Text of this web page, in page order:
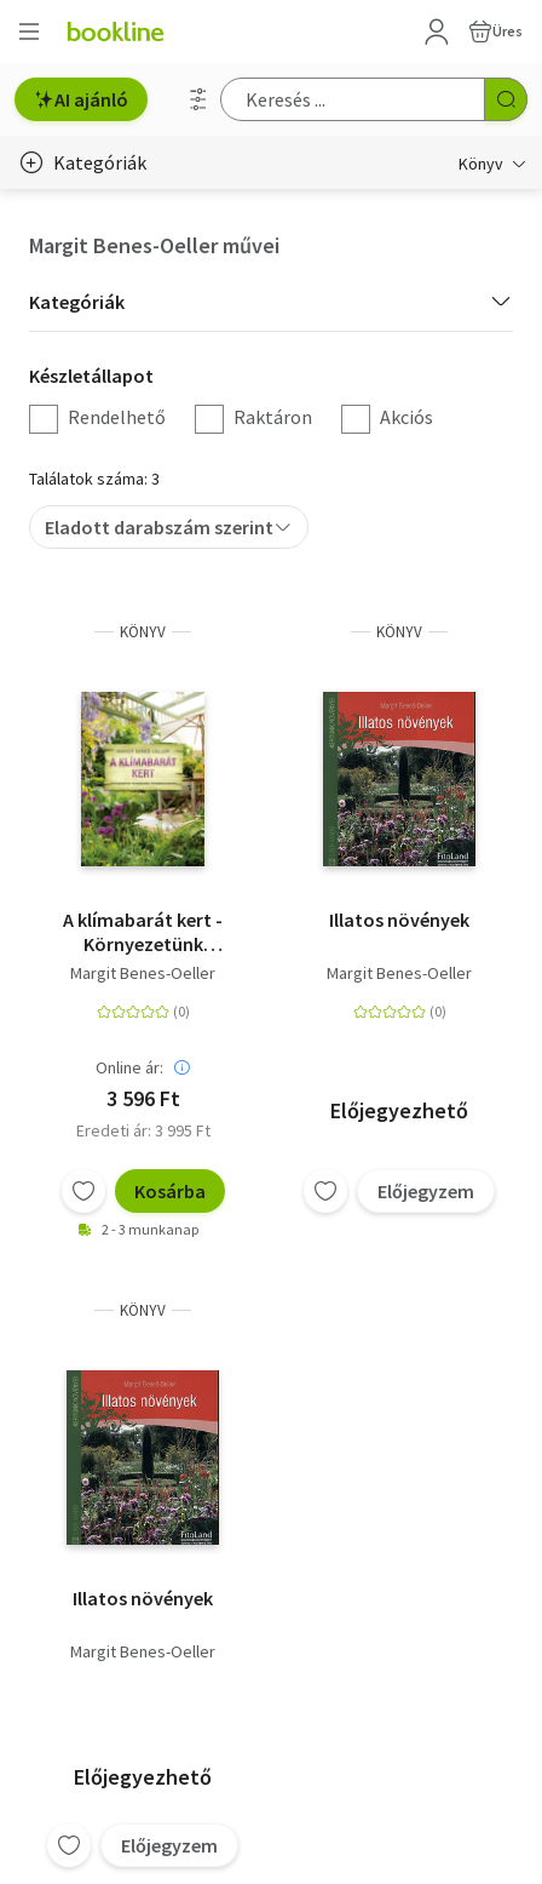
Üres
AI ajánló
Kategóriák Könyv
Hobbi, szabadidő
Irodalom
Művészet
Szakkönyv
Tankönyv, segédkönyv
Társadalomtudomány
Természettudomány
Történelem
Margit Benes-Oeller művei
Kategória
szűrés
Kategóriák
Készletállapot
szűrés
Készletállapot
Rendelhető
Raktáron Akciós
Találatok száma: 3
Eladott darabszám szerint
KÖNYV
A klímabarát kert -
Környezetünk
természetes
Margit Benes-Oeller
Online ár:
3 596 Ft
Eredeti ár: 3 995 Ft
Kosárba
2 - 3 munkanap
KÖNYV
Illatos növények
Margit Benes-Oeller
Előjegyezhető
Előjegyzem
KÖNYV
Illatos növények
Margit Benes-Oeller
Előjegyezhető
Előjegyzem